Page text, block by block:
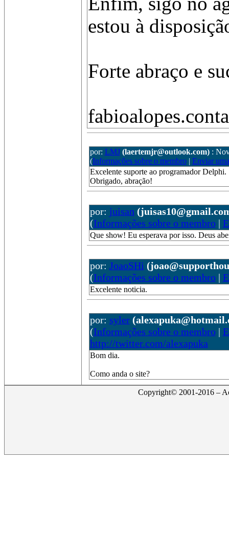
estou à
Forte abraço e
por: LMJ (laertemjr@outlook.com) :
(Informações sobre o membro| Enviar
Excelente suporte ao programador Delphi.
Obrigado, abração!
por: juisan
(Informações sobre o membro|
Que show! Eu esperava por isso. Deus
por: JoaoSHi
(Informações sobre o membro|
Excelente noticia.
por: syler
(Informações sobre o membro|
http://twitter.com/alexapuka
Bom dia.
Como anda o site?
Copyright© 2001-2016 –